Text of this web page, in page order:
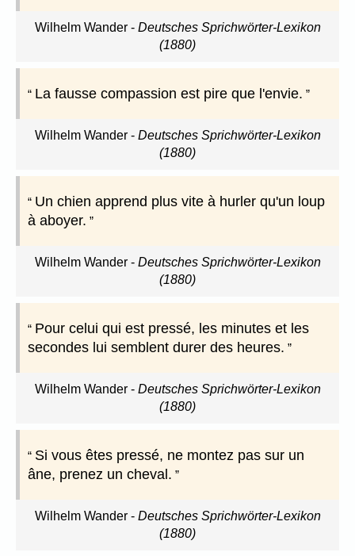
Wilhelm Wander- Deutsches Sprichwörter-Lexikon
(1880)
La fausse compassion est pire que l'envie.
Wilhelm Wander- Deutsches Sprichwörter-Lexikon
(1880)
Un chien apprend plus vite à hurler qu'un loup
à aboyer.
Wilhelm Wander- Deutsches Sprichwörter-Lexikon
(1880)
Pour celui qui est pressé, les minutes et les
secondes lui semblent durer des heures.
Wilhelm Wander- Deutsches Sprichwörter-Lexikon
(1880)
Si vous êtes pressé, ne montez pas sur un
âne, prenez un cheval.
Wilhelm Wander- Deutsches Sprichwörter-Lexikon
(1880)